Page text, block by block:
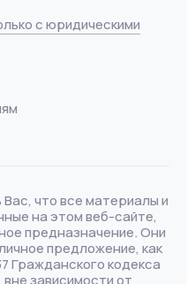
с юридическими
что все материалы и
на этом веб-сайте,
предназначение. Они
предложение, как
Гражданского кодекса
зависимости от